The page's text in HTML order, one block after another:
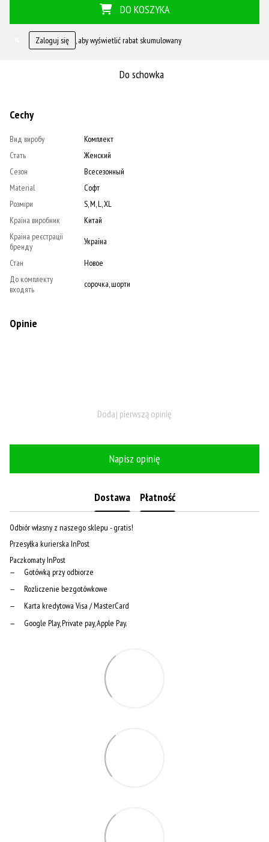
DO KOSZYKA
Zaloguj się , aby wyświetlić rabat skumulowany
Do schowka
Cechy
Вид виробу
Комплект
Стать
Женский
Сезон
Всесезонный
Material
Софт
Розміри
S, M, L, XL
Країна виробник
Китай
Країна реєстрації
бренду
Україна
Стан
Новое
До комплекту
входять
сорочка, шорти
Opinie
Dodaj pierwszą opinię
Napisz opinię
Dostawa Płatność
Odbiór własny z naszego sklepu - gratis!
Przesyłka kurierska InPost
Paczkomaty InPost
Gotówką przy odbiorze
Rozliczenie bezgotówkowe
Karta kredytowa Visa / MasterCard
Google Play, Private pay, Apple Pay.